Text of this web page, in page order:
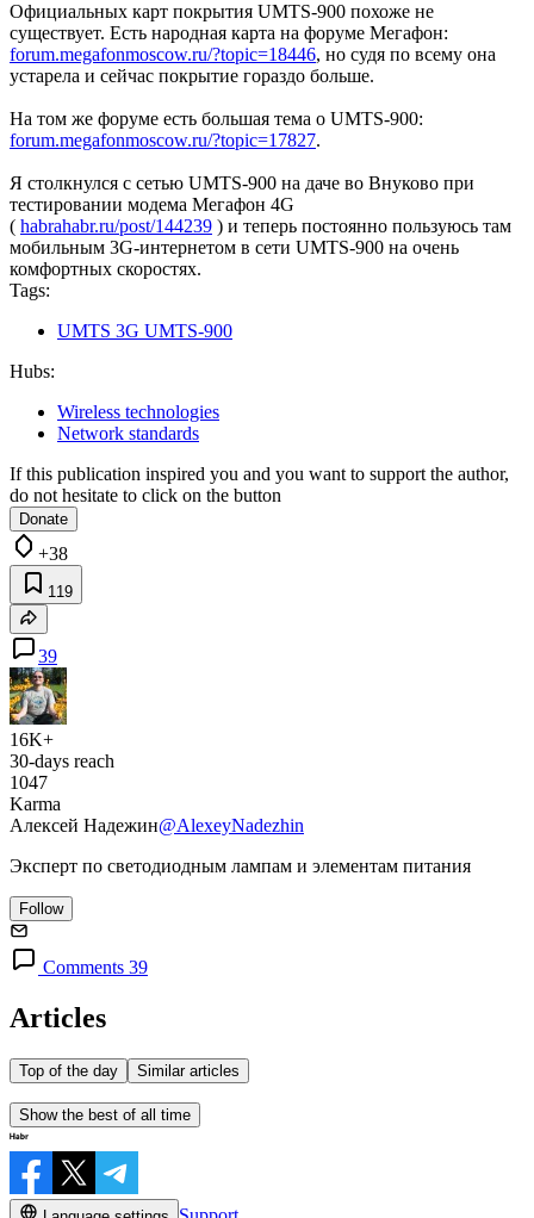
Официальных карт покрытия UMTS-900 похоже не
существует. Есть народная карта на форуме Мегафон:
forum.megafonmoscow.ru/?topic=18446, но судя по всему она
устарела и сейчас покрытие гораздо больше.
На том же форуме есть большая тема о UMTS-900:
forum.megafonmoscow.ru/?topic=17827.
Я столкнулся с сетью UMTS-900 на даче во Внуково при
тестировании модема Мегафон 4G
( habrahabr.ru/post/144239 ) и теперь постоянно пользуюсь там
мобильным 3G-интернетом в сети UMTS-900 на очень
комфортных скоростях.
Tags:
UMTS 3G UMTS-900
Hubs:
Wireless technologies
Network standards
If this publication inspired you and you want to support the author,
do not hesitate to click on the button
Donate
+38
119
39
16K+
30-days reach
1047
Karma
Алексей Надежин@AlexeyNadezhin
Эксперт по светодиодным лампам и элементам питания
Follow
Comments 39
Articles
Top of the day Similar articles
Show the best of all time